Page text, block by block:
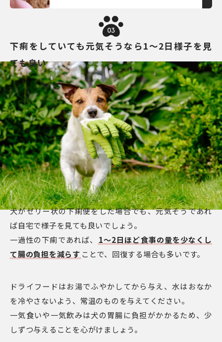
03
下痢をしていても元気そうなら1～2日様子を見
ても良い
犬がゼリー状の下痢便をした場合でも、元気そうであれ
ば自宅で様子を見ても良いでしょう。
一過性の下痢であれば、
1～2日ほど食事の量を少なくし
て腸の負担を減らす ことで、回復する場合も多いです。
ドライフードはお湯でふやかしてから与え、水はおなか
を冷やさないよう、常温のものを与えてください。
一気食いや一気飲みは犬の胃腸に負担がかかるため、少
しずつ与えることを心がけましょう。